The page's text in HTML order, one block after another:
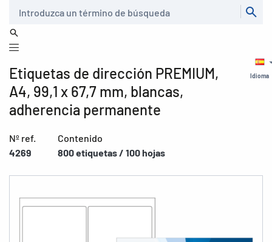
Idioma
Etiquetas de dirección PREMIUM,
A4, 99,1 x 67,7 mm, blancas,
adherencia permanente
Nº ref.
4269
Contenido
800 etiquetas / 100 hojas